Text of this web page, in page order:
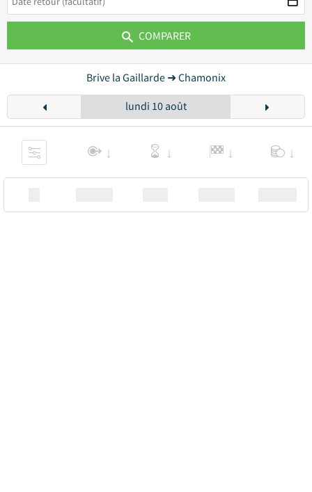
COMPARER
Brive la Gaillarde ➜ Chamonix
lundi 10 août